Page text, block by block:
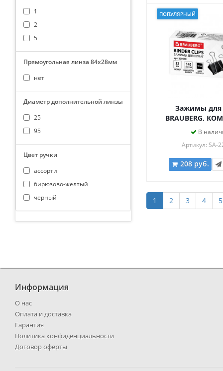
ПОПУЛЯРНЫЙ
Зажимы для
BRAUBERG,
шт., 32 мм, на
220560
В
Артикул: SA-
208 руб.
1 2 3 4 5
1
2
5
Прямоугольная линза 84х28мм
нет
Диаметр дополнительной линзы
25
95
Цвет ручки
ассорти
бирюзово-желтый
черный
Информация
О нас
Оплата и доставка
Гарантия
Политика конфиденциальности
Договор оферты